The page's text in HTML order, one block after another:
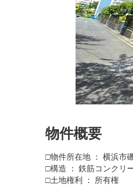
​物件概要
□物件所在地 ： 横浜市
□構造 ： 鉄筋コンクリ
□土地権利 ： 所有権